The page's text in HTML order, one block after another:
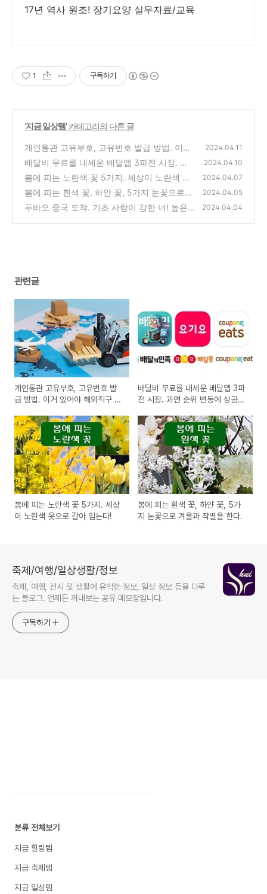
17년 역사 원조! 장기요양 실무자료/교육
1 구독하기
'지금 일상템' 카테고리의 다른 글
개인통관 고유부호, 고유번호 발급 방법. 이거
있어야 해외직구 가능해요.
(0)
2024.04.11
배달비 무료를 내세운 배달앱 3파전 시장. 과
연 순위 변동에 성공할까?
(0)
2024.04.10
봄에 피는 노란색 꽃 5가지. 세상이 노란색 옷
으로 갈아 입는다!
(0)
2024.04.07
봄에 피는 흰색 꽃, 하얀 꽃, 5가지 눈꽃으로
겨울과 작별을 한다.
(0)
2024.04.05
푸바오 중국 도착. 기초 사랑이 강한 너! 높은
2024.04.04
관련글
개인통관 고유부호, 고유번호 발
급 방법. 이거 있어야 해외직구 가
배달비 무료를 내세운 배달앱 3파
전 시장. 과연 순위 변동에 성공할
봄에 피는 노란색 꽃 5가지. 세상
이 노란색 옷으로 갈아 입는다!
봄에 피는 흰색 꽃, 하얀 꽃, 5가
지 눈꽃으로 겨울과 작별을 한다.
축제/여행/일상생활/정보
축제, 여행, 전시 및 생활에 유익한 정보, 일상 정보 등을 다루
는 블로그. 언제든 꺼내보는 공유 메모장입니다.
구독하기
분류 전체보기
지금 힐링템
지금 축제템
지금 일상템